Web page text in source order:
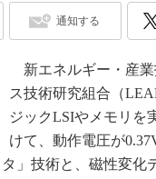
で起こること
製品分解で探る
光伝送技術を知る
“異端児エンジニ
イノベーション
JASA発IoT通信
通知する
新エネルギー・産業
ス技術研究組合（
ジックLSIやメモリを
けて、動作電圧が
タ」技術と、磁性変